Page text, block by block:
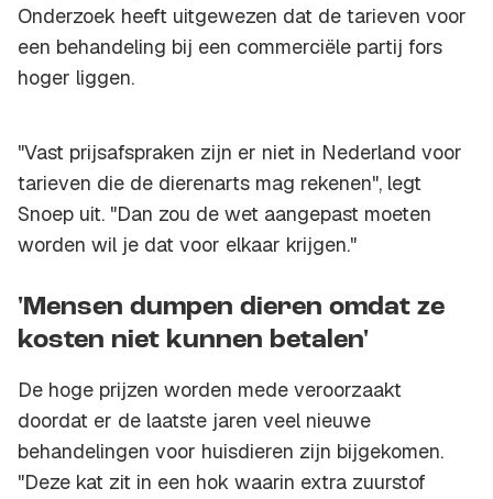
Onderzoek heeft uitgewezen dat de tarieven voor
een behandeling bij een commerciële partij fors
hoger liggen.
"Vast prijsafspraken zijn er niet in Nederland voor
tarieven die de dierenarts mag rekenen", legt
Snoep uit. "Dan zou de wet aangepast moeten
worden wil je dat voor elkaar krijgen."
'Mensen dumpen dieren omdat ze
kosten niet kunnen betalen'
De hoge prijzen worden mede veroorzaakt
doordat er de laatste jaren veel nieuwe
behandelingen voor huisdieren zijn bijgekomen.
"Deze kat zit in een hok waarin extra zuurstof